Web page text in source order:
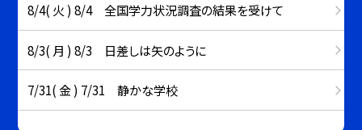
8/4( 火 ) 8/4 全国学力状況調査の結果を受けて
8/3( 月 ) 8/3 日差しは矢のように
7/31( 金 ) 7/31 静かな学校